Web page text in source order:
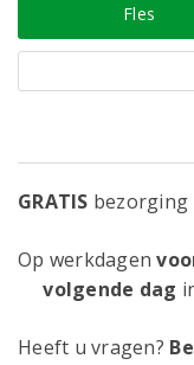
Fles
GRATIS bezorging
Op werkdagen
volgende dag
Heeft u vragen?